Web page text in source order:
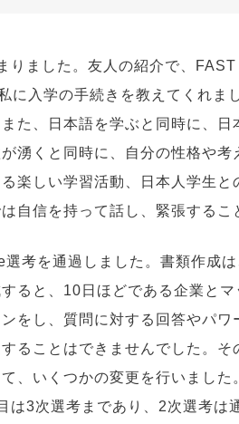
りました。友人の紹介で、
入学の手続きを教えてくれま
た、日本語を学ぶと同時に、日
湧くと同時に、自分の性格や考
楽しい学習活動、日本人学生
自信を持って話し、緊張するこ
考を通過しました。書類作成
ると、10日ほどである企業と
をし、質問に対する回答やパ
ることはできませんでした。
、いくつかの変更を行いました
3次選考まであり、2次選考は